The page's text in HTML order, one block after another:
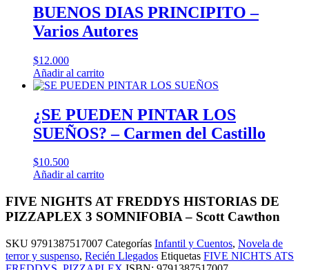
SOMNIFOBIA
cantidad
BUENOS DIAS PRINCIPITO –
Varios Autores
$12.000
Añadir al carrito
¿SE PUEDEN PINTAR LOS
SUEÑOS? – Carmen del Castillo
$10.500
Añadir al carrito
FIVE NIGHTS AT FREDDYS HISTORIAS DE
PIZZAPLEX 3 SOMNIFOBIA – Scott Cawthon
SKU 9791387517007 Categorías Infantil y Cuentos, Novela de
terror y suspenso, Recién Llegados Etiquetas FIVE NICHTS ATS